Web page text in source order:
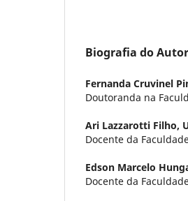
Biografia do Autor
Fernanda Cruvinel
Doutoranda na
Ari Lazzarotti Filho,
Docente da
Edson Marcelo
Docente da